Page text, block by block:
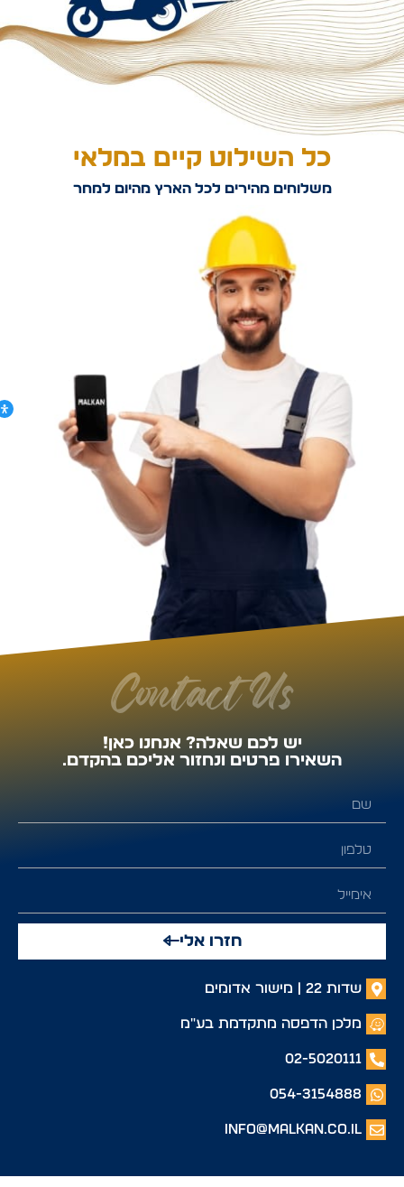
כל השילוט קיים במלאי
משלוחים מהירים לכל הארץ מהיום למחר
Contact Us
יש לכם שאלה? אנחנו כאן!
השאירו פרטים ונחזור אליכם בהקדם.
חזרו אלי
שדות 22 | מישור אדומים
מלכן הדפסה מתקדמת בע"מ
02-5020111
054-3154888
info@malkan.co.il